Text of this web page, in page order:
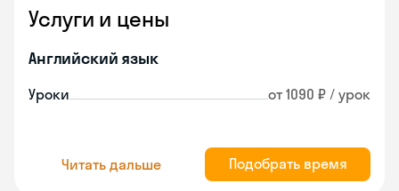
Услуги и цены
Английский язык
Уроки от 1090 ₽ / урок
Читать дальше Подобрать время